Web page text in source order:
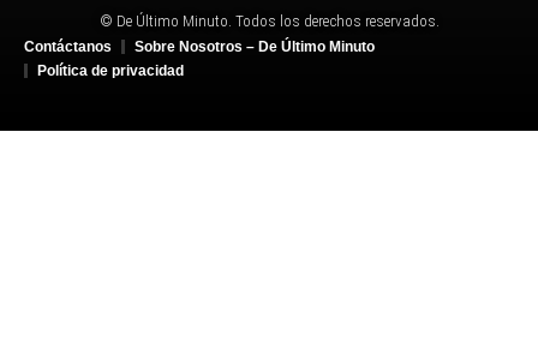
© De Último Minuto. Todos los derechos reservados.
Contáctanos
Sobre Nosotros – De Último Minuto
Política de privacidad